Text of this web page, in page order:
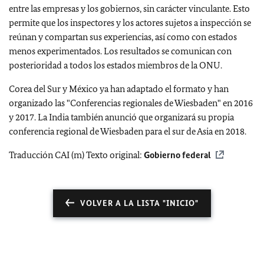
entre las empresas y los gobiernos, sin carácter vinculante. Esto
permite que los inspectores y los actores sujetos a inspección se
reúnan y compartan sus experiencias, así como con estados
menos experimentados. Los resultados se comunican con
posterioridad a todos los estados miembros de la ONU.
Corea del Sur y México ya han adaptado el formato y han
organizado las "Conferencias regionales de Wiesbaden" en 2016
y 2017. La India también anunció que organizará su propia
conferencia regional de Wiesbaden para el sur de Asia en 2018.
Traducción CAI (m) Texto original: Gobierno federal
VOLVER A LA LISTA "INICIO"